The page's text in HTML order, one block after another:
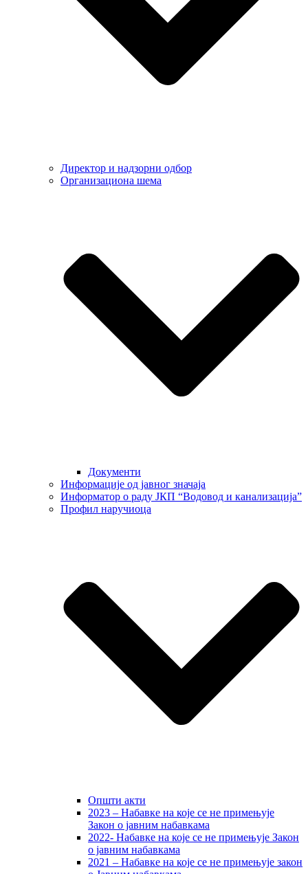
Директор и надзорни одбор
Организациона шема
Документи
Информације од јавног значаја
Информатор о раду ЈКП “Водовод и канализација”
Профил наручиоца
Општи акти
2023 – Набавке на које се не примењује
Закон о јавним набавкама
2022- Набавке на које се не примењује Закон
о јавним набавкама
2021 – Набавке на које се не примењује закон